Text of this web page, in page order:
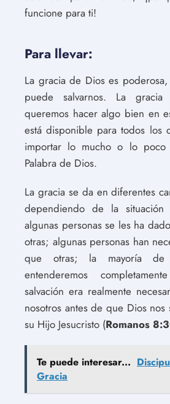
funcione para ti!
Para llevar:
La gracia de Dios es
puede salvarnos. La
queremos hacer algo bien en
está disponible para todos los
importar lo mucho o lo poco
Palabra de Dios.
La gracia se da en diferentes
dependiendo de la
algunas personas se les ha
otras; algunas personas han
que otras; la mayoría de
entenderemos
salvación era realmente
nosotros antes de que Dios nos
su Hijo Jesucristo (Romanos
Te puede interesar...
Gracia